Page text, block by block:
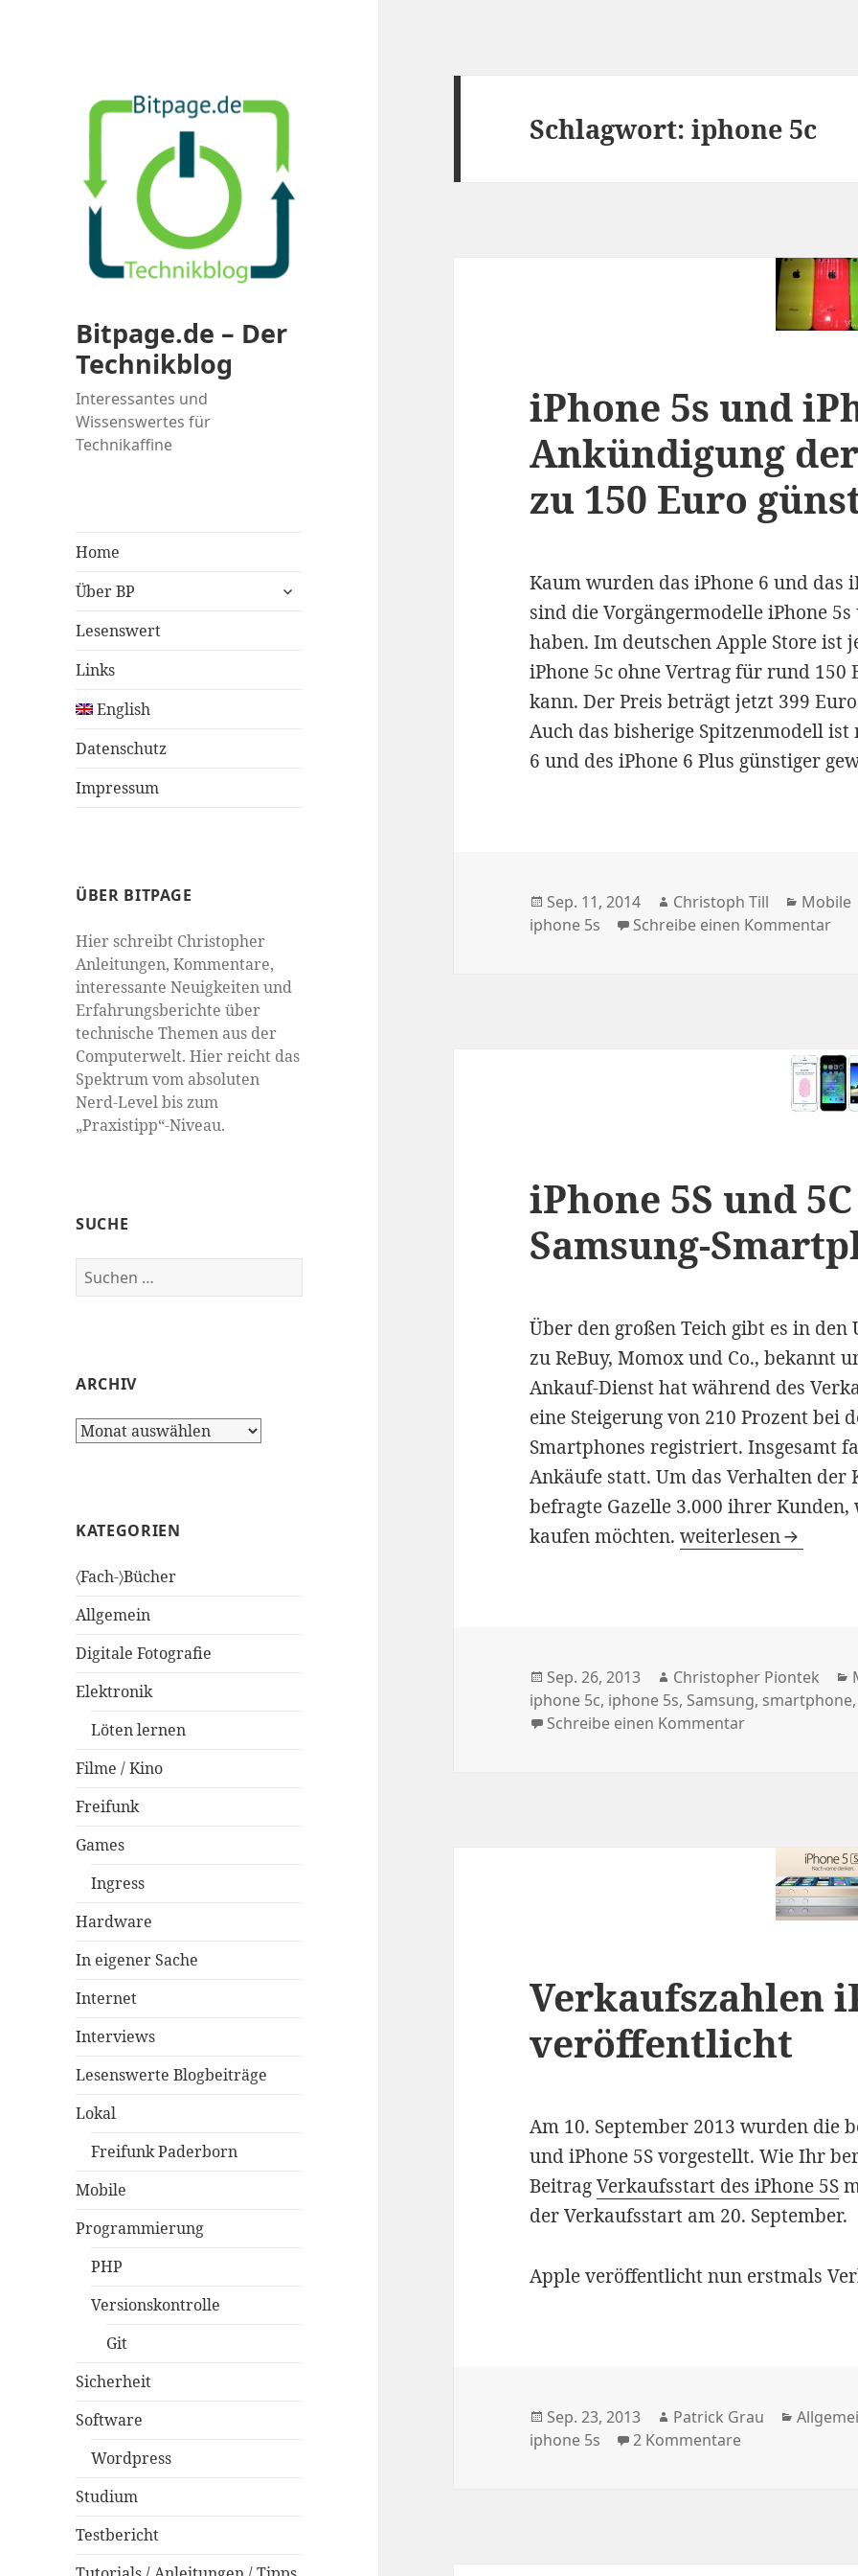
Bitpage.de – Der
Technikblog
Interessantes und
Wissenswertes für
Technikaffine
Home
Über BP
untermenü
Lesenswert
Links
English
Datenschutz
Impressum
ÜBER BITPAGE
Hier schreibt Christopher
Anleitungen, Kommentare,
interessante Neuigkeiten und
Erfahrungsberichte über
technische Themen aus der
Computerwelt. Hier reicht das
Spektrum vom absoluten
Nerd-Level bis zum
„Praxistipp“-Niveau.
SUCHE
Suchen
nach:
ARCHIV
Archiv
KATEGORIEN
〈Fach-〉Bücher
Allgemein
Digitale Fotografie
Elektronik
Löten lernen
Filme / Kino
Freifunk
Games
Ingress
Hardware
In eigener Sache
Internet
Interviews
Lesenswerte Blogbeiträge
Lokal
Freifunk Paderborn
Mobile
Programmierung
PHP
Versionskontrolle
Git
Sicherheit
Software
Wordpress
Studium
Testbericht
Schlagwort:iphone 5c
iPhone 5s und
Ankündigung
zu 150 Euro
Kaum wurden das iPhone 6 und das
sind die Vorgängermodelle iPhone
haben. Im deutschen Apple Store ist
iPhone 5c ohne Vertrag für rund
kann. Der Preis beträgt jetzt 399
Auch das bisherige Spitzenmodell
6 und des iPhone 6 Plus günstiger
Veröffentlicht
am
Sep. 11, 2014 Autor
Christoph Till Mobile
iphone 5s
Schreibe einen Kommentarzu
iPhone 5S und
Samsung-
Über den großen Teich gibt es in den
zu ReBuy, Momox und Co., bekannt
Ankauf-Dienst hat während des
eine Steigerung von 210 Prozent bei
Smartphones registriert. Insgesamt
Ankäufe statt. Um das Verhalten der
befragte Gazelle 3.000 ihrer
kaufen möchten.iPhone 5S und 5C
weiterlesen
Veröffentlicht
am
Sep. 26, 2013 Autor
Christopher Piontek
iphone 5c, iphone 5s, Samsung, smartphone
Schreibe einen Kommentarzu iPhone 5S
Verkaufszahlen
veröffentlicht
Am 10. September 2013 wurden die
und iPhone 5S vorgestellt. Wie Ihr
BeitragVerkaufsstart des iPhone 5S
der Verkaufsstart am 20. September.
Apple veröffentlicht nun erstmals
Veröffentlicht
am
Sep. 23, 2013 Autor
Patrick Grau
iphone 5s
2 Kommentarezu